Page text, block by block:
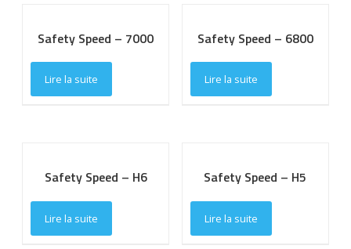
Safety Speed – 7000
Lire la suite
Safety Speed – 6800
Lire la suite
Safety Speed – H6
Lire la suite
Safety Speed – H5
Lire la suite